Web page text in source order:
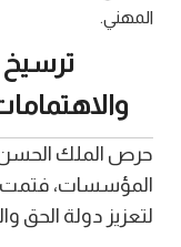
المهني.
ترسيخ
حرص الملك الحسن
لتعزيز دولة الحق